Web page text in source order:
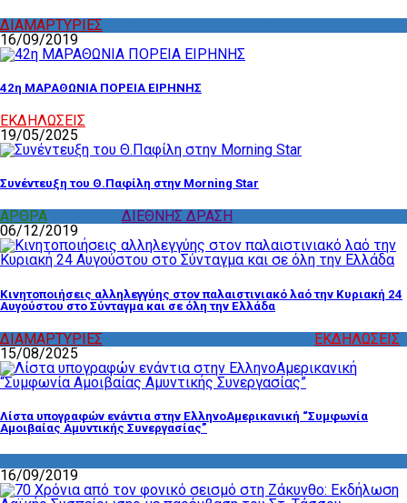
ΔΙΑΜΑΡΤΥΡΙΕΣ
16/09/2019
42η ΜΑΡΑΘΩΝΙΑ ΠΟΡΕΙΑ ΕΙΡΗΝΗΣ
ΕΚΔΗΛΩΣΕΙΣ
19/05/2025
Συνέντευξη του Θ.Παφίλη στην Morning Star
ΑΡΘΡΑ
ΔΙΕΘΝΗΣ ΔΡΑΣΗ
06/12/2019
Κινητοποιήσεις αλληλεγγύης στον παλαιστινιακό λαό την Κυριακή 24
Αυγούστου στο Σύνταγμα και σε όλη την Ελλάδα
ΔΙΑΜΑΡΤΥΡΙΕΣ
ΕΚΔΗΛΩΣΕΙΣ
15/08/2025
Λίστα υπογραφών ενάντια στην ΕλληνοΑμερικανική “Συμφωνία
Αμοιβαίας Αμυντικής Συνεργασίας”
16/09/2019